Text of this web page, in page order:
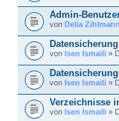
Admin-
von Delia Zihlmann
von Isen Ismaili »
von Isen Ismaili »
Verzeichnisse
von Isen Ismaili »